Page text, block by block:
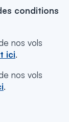
conditions
nos vols
ici.
nos vols
.